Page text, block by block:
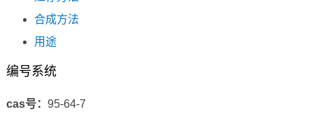
合成方法
用途
编号系统
cas号： 95-64-7